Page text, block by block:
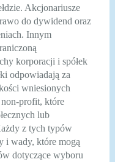
Akcjonariusze
do dywidend oraz
Innym
korporacji i spółek
odpowiadają za
wniesionych
profit, które
lub
z tych typów
i wady, które mogą
dotyczące wyboru